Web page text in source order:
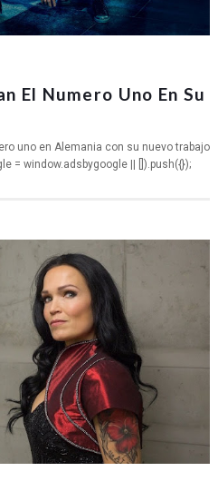
El Numero Uno En Su
uno en Alemania con su nuevo trabajo
= window.adsbygoogle || []).push({});